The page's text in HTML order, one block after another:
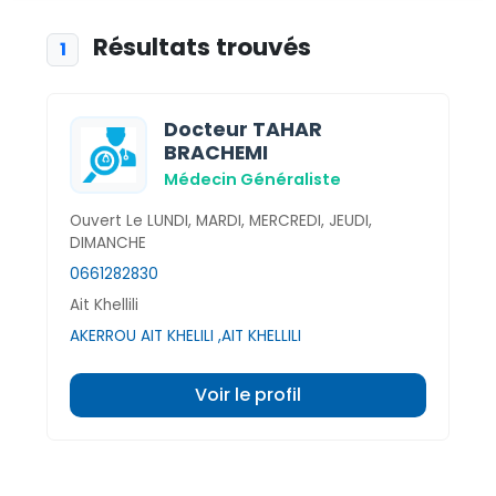
1 Résultats trouvés
Docteur TAHAR
BRACHEMI
Médecin Généraliste
Ouvert Le LUNDI, MARDI, MERCREDI, JEUDI,
DIMANCHE
0661282830
Ait Khellili
AKERROU AIT KHELILI ,AIT KHELLILI
Voir le profil